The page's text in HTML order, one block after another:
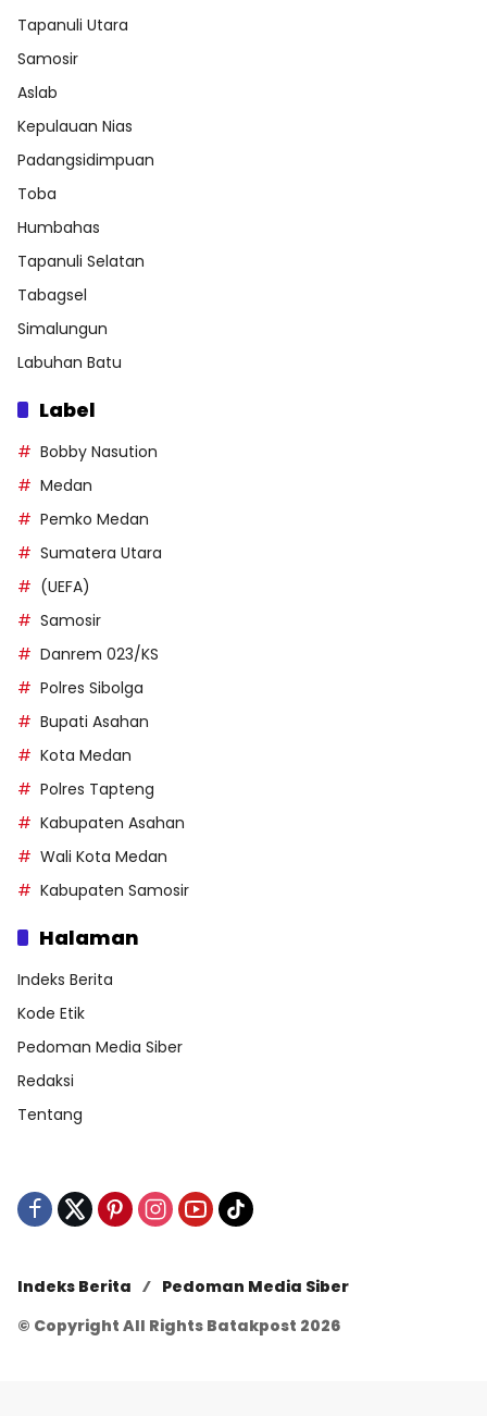
Tapanuli Utara
Samosir
Aslab
Kepulauan Nias
Padangsidimpuan
Toba
Humbahas
Tapanuli Selatan
Tabagsel
Simalungun
Labuhan Batu
Label
Bobby Nasution
Medan
Pemko Medan
Sumatera Utara
(UEFA)
Samosir
Danrem 023/KS
Polres Sibolga
Bupati Asahan
Kota Medan
Polres Tapteng
Kabupaten Asahan
Wali Kota Medan
Kabupaten Samosir
Halaman
Indeks Berita
Kode Etik
Pedoman Media Siber
Redaksi
Tentang
Indeks Berita
Pedoman Media Siber
© Copyright All Rights Batakpost 2026